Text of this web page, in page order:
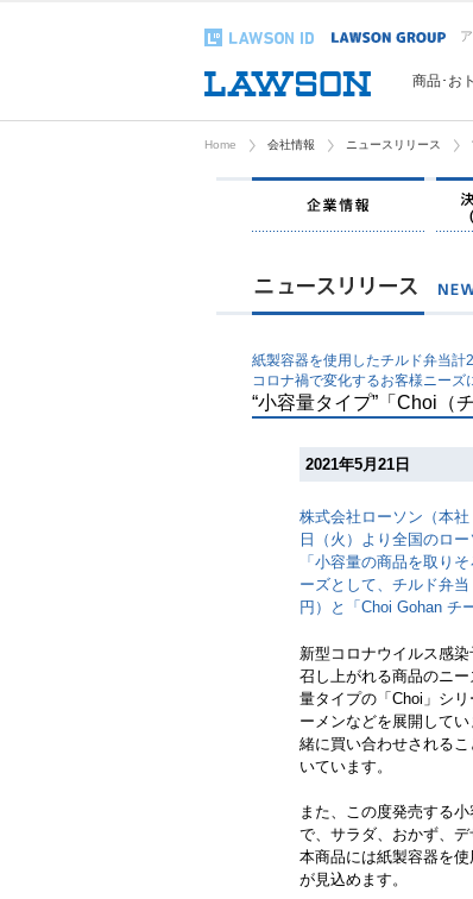
商品･お
Home 会社情報 ニュースリリース
企業
紙製容器を使用したチルド弁当計
コロナ禍で変化するお客様ニーズ
“小容量タイプ”「Choi（
2021年5月21日
株式会社ローソン（本
日（火）より全国のロ
「小容量の商品を取り
ーズとして、チルド弁
円）と「Choi Gohan チ
新型コロナウイルス感
召し上がれる商品のニ
量タイプの「Choi」シ
ーメンなどを展開して
緒に買い合わせされる
いています。
また、この度発売する
で、サラダ、おかず、
本商品には紙製容器を
が見込めます。